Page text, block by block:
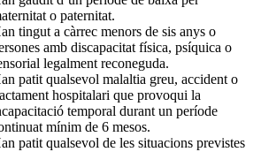
o paternitat.
tingut a càrrec menors de sis anys o
amb discapacitat física, psíquica o
legalment reconeguda.
patit qualsevol malaltia greu, accident o
hospitalari que provoqui la
temporal durant un període
mínim de 6 mesos.
patit qualsevol de les situacions previstes